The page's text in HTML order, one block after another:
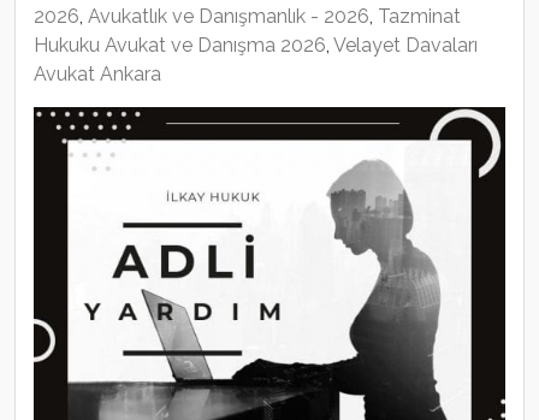
2026, Avukatlık ve Danışmanlık - 2026, Tazminat
Hukuku Avukat ve Danışma 2026, Velayet Davaları
Avukat Ankara